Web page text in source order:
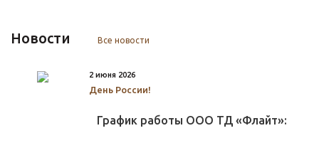
Новости Все новости
2 июня 2026
День России!
График работы ООО ТД «Флайт»: